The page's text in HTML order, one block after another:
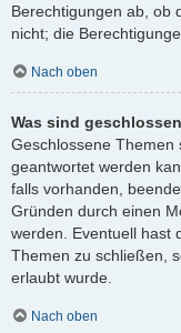
Berechtigungen ab, ob
nicht; die
Nach oben
Was sind
Geschlossene
geantwortet werden
falls vorhanden,
Gründen durch einen
werden. Eventuell hast
Themen zu schließen,
erlaubt wurde.
Nach oben